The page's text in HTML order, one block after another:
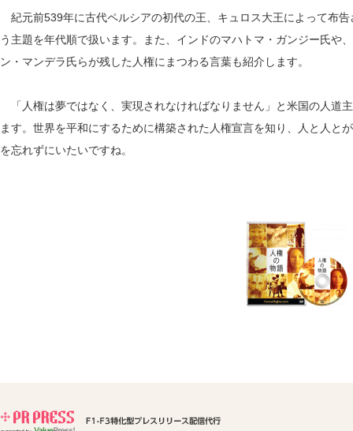
紀元前539年に古代ペルシアの初代の王、キュロス大王によって布
う主題を年代順で扱います。また、インドのマハトマ・ガンジー氏や
ン・マンデラ氏らが残した人権にまつわる言葉も紹介します。
「人権は夢ではなく、実現されなければなりません」と米国の人道
ます。世界を平和にするために構築された人権宣言を知り、人と人と
を忘れずにいたいですね。